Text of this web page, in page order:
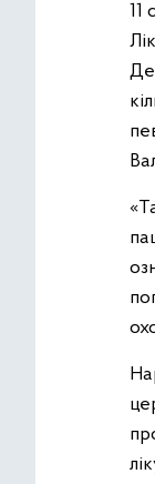
11